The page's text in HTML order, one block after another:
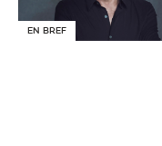
EN BREF